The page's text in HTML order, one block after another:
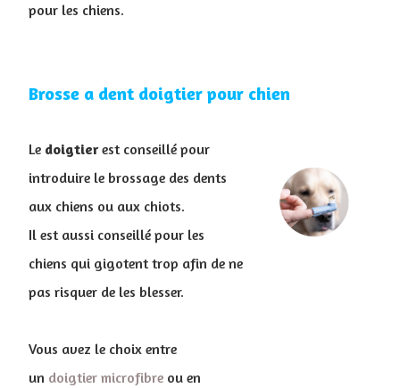
pour les chiens.
Brosse a dent doigtier pour chien
Le doigtierest conseillé pour
introduire le brossage des dents
aux chiens ou aux chiots.
Il est aussi conseillé pour les
chiens qui gigotent trop afin de ne
pas risquer de les blesser.
Vous avez le choix entre
un doigtier microfibre ou en